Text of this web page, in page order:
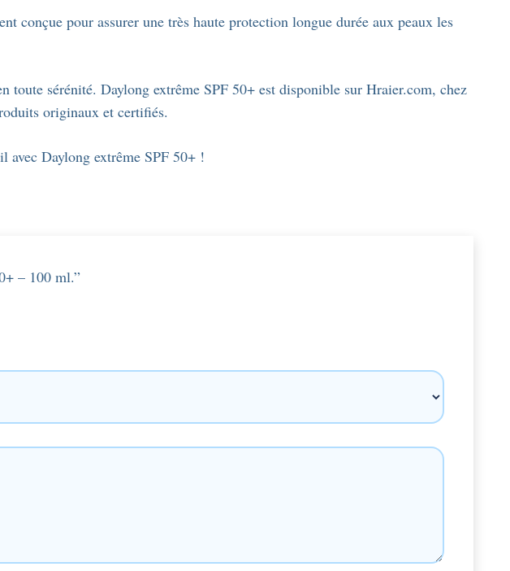
conçue pour assurer une très haute protection longue durée aux peaux les
toute sérénité. Daylong extrême SPF 50+ est disponible sur Hraier.com, chez
originaux et certifiés.
avec Daylong extrême SPF 50+ !
– 100 ml.”